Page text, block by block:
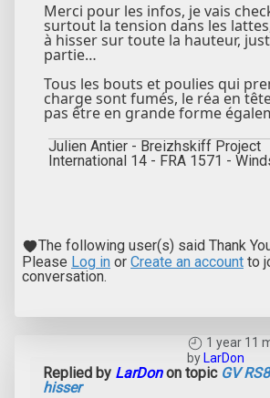
Merci pour les infos, je vais
surtout la tension dans les
à hisser sur toute la hauteur,
partie…
Tous les bouts et poulies qui
charge sont fumés, le réa en
pas être en grande forme
Julien Antier - Breizhskiff Project
International 14 - FRA 1571 -
The following user(s) said Thank
Please Log in or Create an account to
conversation.
1 year 11
by LarDon
Replied by LarDonon topic GV
hisser